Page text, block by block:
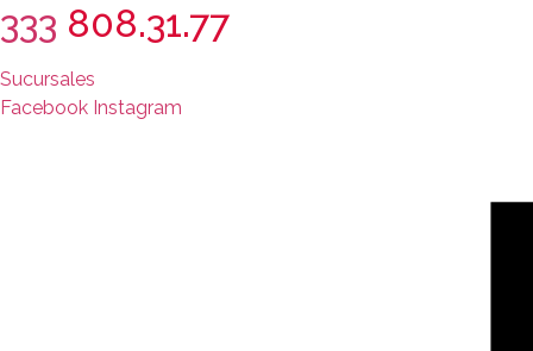
333 808.31.77
Sucursales
Facebook Instagram